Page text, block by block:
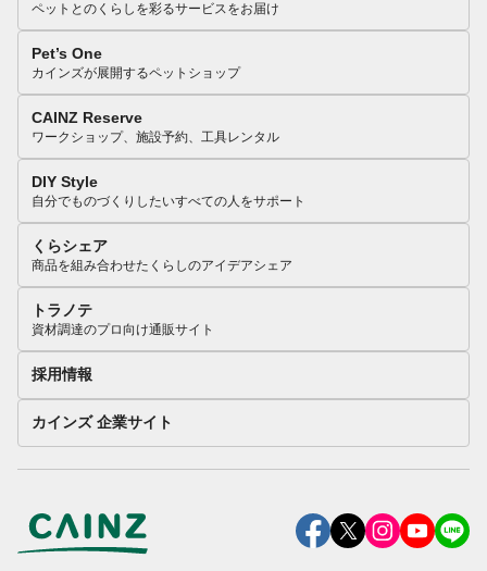
ペットとのくらしを彩るサービスをお届け
Pet’s One
カインズが展開するペットショップ
CAINZ Reserve
ワークショップ、施設予約、工具レンタル
DIY Style
自分でものづくりしたいすべての人をサポート
くらシェア
商品を組み合わせたくらしのアイデアシェア
トラノテ
資材調達のプロ向け通販サイト
採用情報
カインズ 企業サイト